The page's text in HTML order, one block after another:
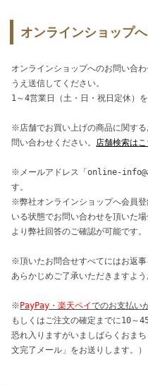
オンラインショップ
オンラインショップへのお問い合
うえ送信してください。
1～4営業日（土・日・祝日定休）
※店舗でお買い上げの商品に関す
問い合わせください。 店舗検索はこ
※メールアドレス「online-
す。
※弊社オンラインショップへ会員
いる状態でお問い合わせを頂いた
より弊社回答のご確認が可能です。
※頂いたお問合せすべてにはお返事
あらかじめご了承いただきますよう
※ PayPay・楽天ペイでのお支払い
もしくはご注文の確定までに10～
恐れ入りますがいましばらくおま
文完了メール」をお送りします。）